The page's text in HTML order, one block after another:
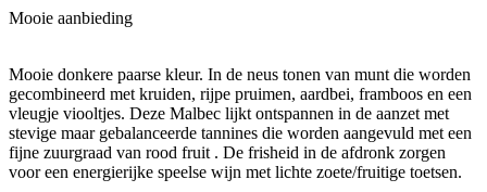
Mooie aanbieding
Mooie donkere paarse kleur. In de neus tonen van munt die worden
gecombineerd met kruiden, rijpe pruimen, aardbei, framboos en een
vleugje viooltjes. Deze Malbec lijkt ontspannen in de aanzet met
stevige maar gebalanceerde tannines die worden aangevuld met een
fijne zuurgraad van rood fruit . De frisheid in de afdronk zorgen
voor een energierijke speelse wijn met lichte zoete/fruitige toetsen.